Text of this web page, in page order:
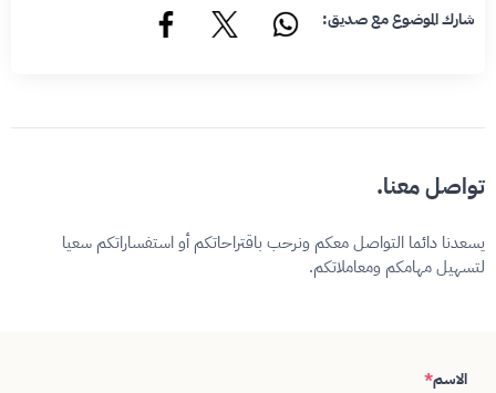
شارك الموضوع مع صديق:
تواصل معنا.
يسعدنا دائما التواصل معكم ونرحب باقتراحاتكم أو استفساراتكم سعيا
لتسهيل مهامكم ومعاملاتكم.
الاسم*